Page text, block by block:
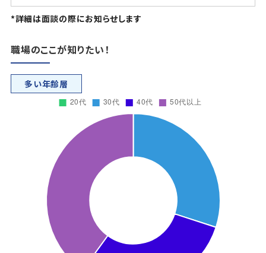
*詳細は面談の際にお知らせします
職場のここが知りたい！
多い年齢層